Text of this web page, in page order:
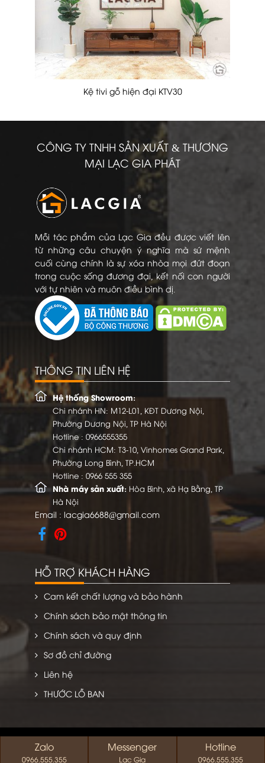
Kệ tivi gỗ hiện đại KTV30
CÔNG TY TNHH SẢN XUẤT & THƯƠNG
MẠI LẠC GIA PHÁT
Mỗi tác phẩm của Lạc Gia đều được viết lên
từ những câu chuyện ý nghĩa mà sứ mệnh
cuối cùng chính là sự xóa nhòa mọi đứt đoạn
trong cuộc sống đương đại, kết nối con người
với tự nhiên và muôn điều bình dị.
THÔNG TIN LIÊN HỆ
Hệ thống Showroom:
Chi nhánh HN: M12-L01, KĐT Dương Nội,
Phường Dương Nội, TP Hà Nội
Hotline : 0966555355
Chi nhánh HCM: T3-10, Vinhomes Grand Park,
Phường Long Bình, TP.HCM
Hotline : 0966 555 355
Nhà máy sản xuất: Hòa Bình, xã Hạ Bằng, TP
Hà Nội
Email : lacgia6688@gmail.com
HỖ TRỢ KHÁCH HÀNG
Cam kết chất lượng và bảo hành
Chính sách bảo mật thông tin
Chính sách và quy định
Sơ đồ chỉ đường
Liên hệ
THƯỚC LỖ BAN
Copyright © 2013 by noithatlacgia.vn. All rights
reserved
Zalo
0966.555.355
Messenger
Lạc Gia
Hotline
0966.555.355